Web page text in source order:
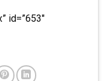
id=”653″